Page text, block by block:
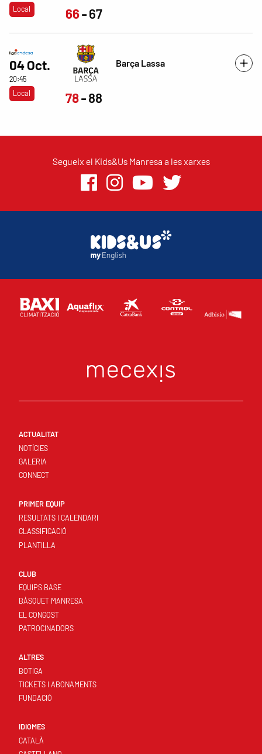
Local
66 67
04 Oct.
20:45
Local
Barça Lassa
78 88
Segueix el Kids&Us Manresa a les xarxes
ACTUALITAT
NOTÍCIES
GALERIA
CONNECT
PRIMER EQUIP
RESULTATS I CALENDARI
CLASSIFICACIÓ
PLANTILLA
CLUB
EQUIPS BASE
BÀSQUET MANRESA
EL CONGOST
PATROCINADORS
ALTRES
BOTIGA
TICKETS I ABONAMENTS
FUNDACIÓ
IDIOMES
CATALÀ